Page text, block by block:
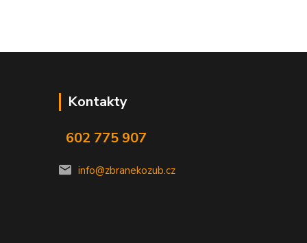
Kontakty
602 775 907
info@zbranekozub.cz